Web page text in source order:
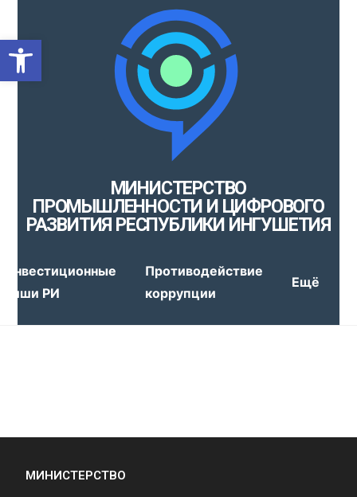
Открыть панель
МИНИСТЕРСТВО
ПРОМЫШЛЕННОСТИ И ЦИФРОВОГО
РАЗВИТИЯ РЕСПУБЛИКИ ИНГУШЕТИЯ
Инвестиционные
ниши РИ
Противодействие
коррупции
Ещё
МИНИСТЕРСТВО